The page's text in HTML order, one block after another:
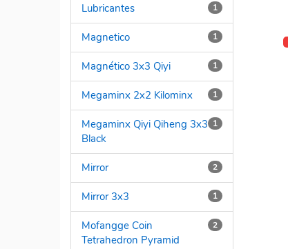
1
Lubricantes
1
Magnetico
1
Magnético 3x3 Qiyi
1
Megaminx 2x2 Kilominx
1
Megaminx Qiyi Qiheng 3x3
Black
2
Mirror
1
Mirror 3x3
2
Mofangge Coin
Tetrahedron Pyramid